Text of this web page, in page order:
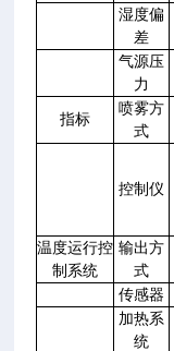
湿度偏
差
气源压
力
指标
喷雾方
式
控制仪
温度运行控
制系统
输出方
式
传感器
加热系
统